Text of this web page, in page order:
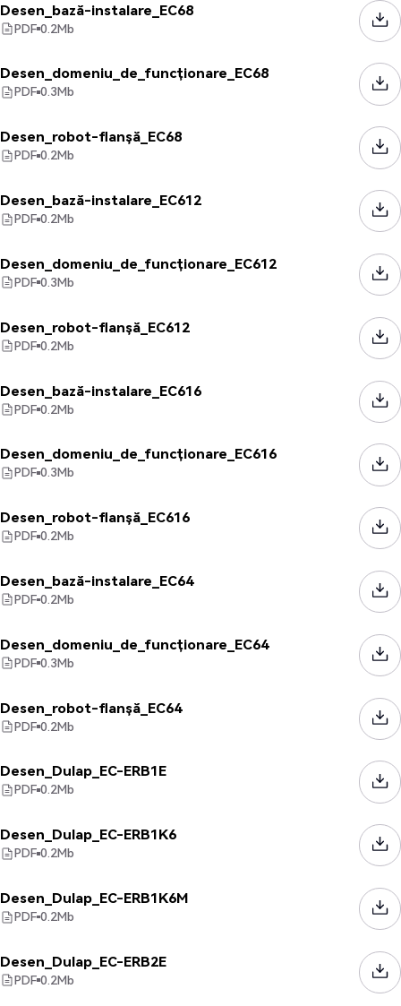
Desen_bază-instalare_EC68
PDF 0.2Mb
Desen_domeniu_de_funcționare_EC68
PDF 0.3Mb
Desen_robot-flanșă_EC68
PDF 0.2Mb
Desen_bază-instalare_EC612
PDF 0.2Mb
Desen_domeniu_de_funcționare_EC612
PDF 0.3Mb
Desen_robot-flanșă_EC612
PDF 0.2Mb
Desen_bază-instalare_EC616
PDF 0.2Mb
Desen_domeniu_de_funcționare_EC616
PDF 0.3Mb
Desen_robot-flanșă_EC616
PDF 0.2Mb
Desen_bază-instalare_EC64
PDF 0.2Mb
Desen_domeniu_de_funcționare_EC64
PDF 0.3Mb
Desen_robot-flanșă_EC64
PDF 0.2Mb
Desen_Dulap_EC-ERB1E
PDF 0.2Mb
Desen_Dulap_EC-ERB1K6
PDF 0.2Mb
Desen_Dulap_EC-ERB1K6M
PDF 0.2Mb
Desen_Dulap_EC-ERB2E
PDF 0.2Mb